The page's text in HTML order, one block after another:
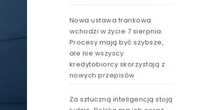
Nowa ustawa frankowa
wchodzi w życie 7 sierpnia.
Procesy mają być szybsze,
ale nie wszyscy
kredytobiorcy skorzystają z
nowych przepisów
Za sztuczną inteligencją stoją